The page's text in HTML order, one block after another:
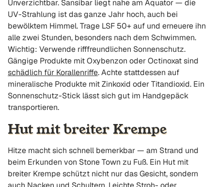
Unverzichtbar. Sansibar liegt nahe am Äquator — die
UV-Strahlung ist das ganze Jahr hoch, auch bei
bewölktem Himmel. Trage LSF 50+ auf und erneuere ihn
alle zwei Stunden, besonders nach dem Schwimmen.
Wichtig: Verwende rifffreundlichen Sonnenschutz.
Gängige Produkte mit Oxybenzon oder Octinoxat sind
schädlich für Korallenriffe. Achte stattdessen auf
mineralische Produkte mit Zinkoxid oder Titandioxid. Ein
Sonnenschutz-Stick lässt sich gut im Handgepäck
transportieren.
Hut mit breiter Krempe
Hitze macht sich schnell bemerkbar — am Strand und
beim Erkunden von Stone Town zu Fuß. Ein Hut mit
breiter Krempe schützt nicht nur das Gesicht, sondern